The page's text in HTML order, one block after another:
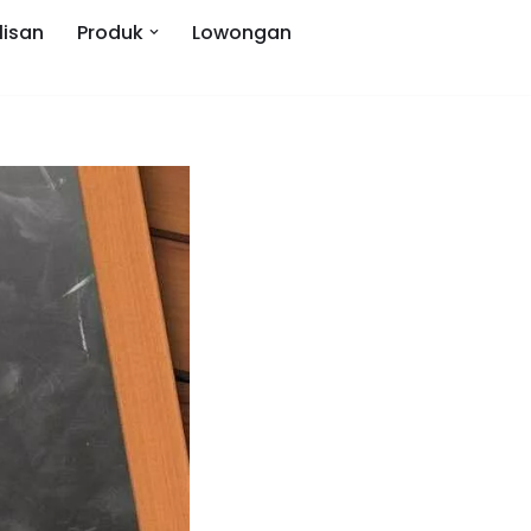
Produk Lowongan